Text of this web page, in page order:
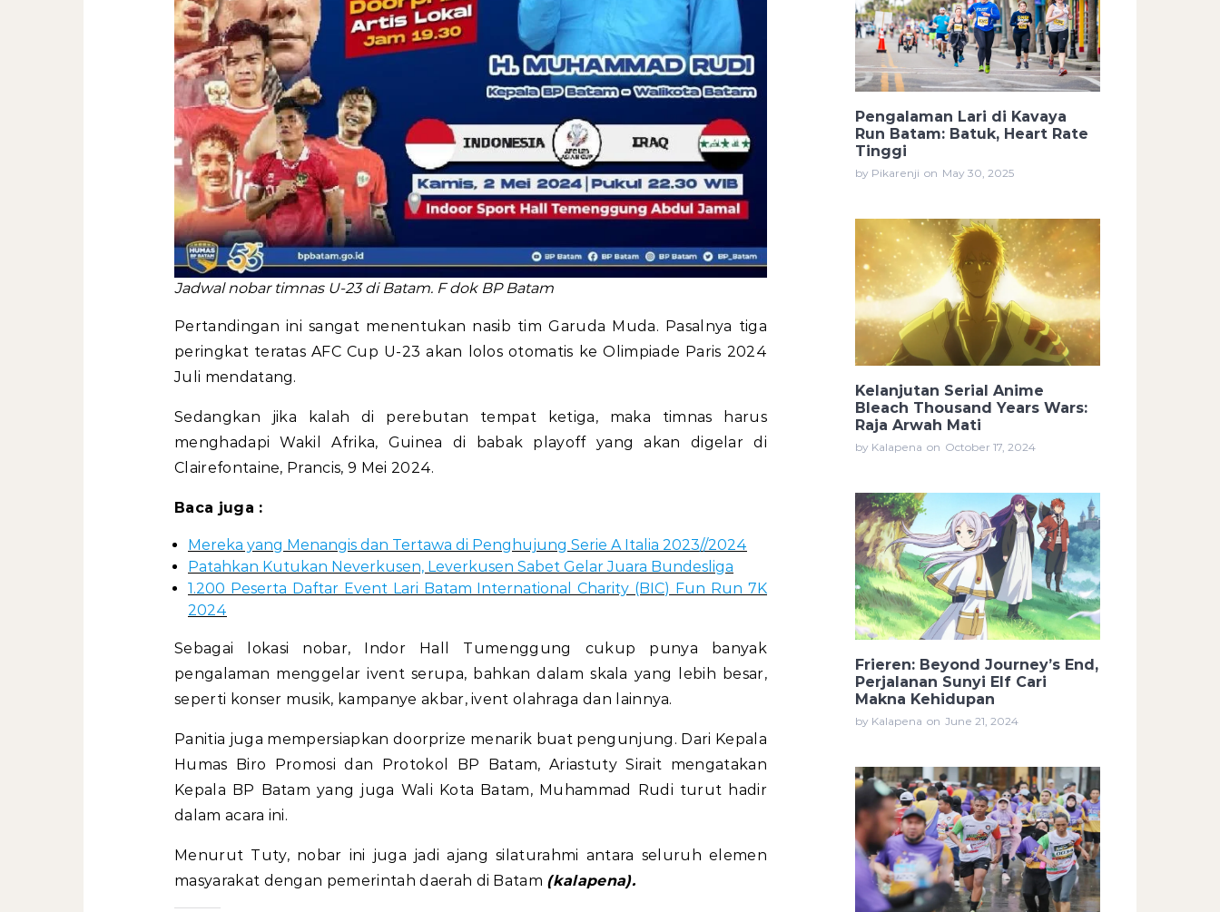
Jadwal nobar timnas U-23 di Batam. F dok BP Batam
Pertandingan ini sangat menentukan nasib tim Garuda Muda. Pasalnya tiga
peringkat teratas AFC Cup U-23 akan lolos otomatis ke Olimpiade Paris 2024
Juli mendatang.
Sedangkan jika kalah di perebutan tempat ketiga, maka timnas harus
menghadapi Wakil Afrika, Guinea di babak playoff yang akan digelar di
Clairefontaine, Prancis, 9 Mei 2024.
Baca juga :
Mereka yang Menangis dan Tertawa di Penghujung Serie A Italia 2023//2024
Patahkan Kutukan Neverkusen, Leverkusen Sabet Gelar Juara Bundesliga
1.200 Peserta Daftar Event Lari Batam International Charity (BIC) Fun Run 7K
2024
Sebagai lokasi nobar, Indor Hall Tumenggung cukup punya banyak
pengalaman menggelar ivent serupa, bahkan dalam skala yang lebih besar,
seperti konser musik, kampanye akbar, ivent olahraga dan lainnya.
Panitia juga mempersiapkan doorprize menarik buat pengunjung. Dari Kepala
Humas Biro Promosi dan Protokol BP Batam, Ariastuty Sirait mengatakan
Kepala BP Batam yang juga Wali Kota Batam, Muhammad Rudi turut hadir
dalam acara ini.
Menurut Tuty, nobar ini juga jadi ajang silaturahmi antara seluruh elemen
masyarakat dengan pemerintah daerah di Batam (kalapena).
Pengalaman Lari di Kavaya
Run Batam: Batuk, Heart Rate
Tinggi
by Pikarenji on May 30, 2025
Kelanjutan Serial Anime
Bleach Thousand Years Wars:
Raja Arwah Mati
by Kalapena on October 17, 2024
Frieren: Beyond Journey’s End,
Perjalanan Sunyi Elf Cari
Makna Kehidupan
by Kalapena on June 21, 2024